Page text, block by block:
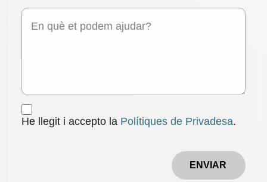
He llegit i accepto la Polítiques de Privadesa.
ENVIAR